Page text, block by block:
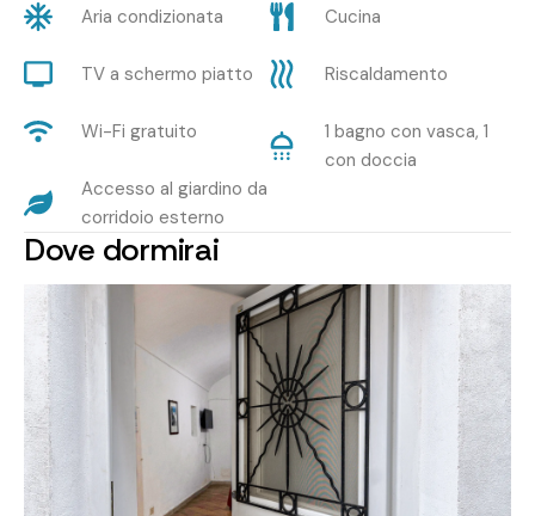
Aria condizionata
TV a schermo piatto
Wi-Fi gratuito
Accesso al giardino da
corridoio esterno
Cucina
Riscaldamento
1 bagno con vasca, 1
con doccia
Dove dormirai